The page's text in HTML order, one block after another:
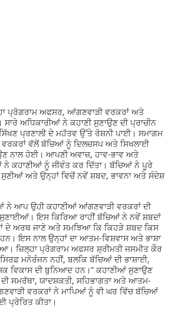
ਪ੍ਰੋਗਰਾਮ ਅਫਸਰ, ਆਂਗਣਵਾੜੀ ਵਰਕਰਾਂ ਅਤੇ
ਅਧਿਕਾਰੀਆਂ ਨੇ ਕਹਾਣੀ ਸੁਣਾਉਣ ਦੀ ਪ੍ਰਾਚੀਨ
ਪ੍ਰਣਾਲੀ ਦੇ ਮਹੱਤਵ ਉੱਤੇ ਰੋਸ਼ਨੀ ਪਾਈ। ਸਮਾਗਮ
ਵੱਲੋਂ ਬੱਚਿਆਂ ਨੂੰ ਦਿਲਚਸਪ ਅਤੇ ਸਿਖਲਾਈ
ਨਾਲ ਹੋਈ। ਆਪਣੀ ਅਵਾਜ਼, ਹਾਵ-ਭਾਵ ਅਤੇ
ਨੇ ਕਹਾਣੀਆਂ ਨੂੰ ਜੀਵੰਤ ਕਰ ਦਿੱਤਾ। ਬੱਚਿਆਂ ਨੇ ਪੂਰੇ
ਸੁਣੀਆਂ ਅਤੇ ਉਨ੍ਹਾਂ ਵਿਚੋਂ ਨਵੇਂ ਸ਼ਬਦ, ਭਾਵਨਾ ਅਤੇ ਸੰਦੇਸ਼
ਨੇ ਆਪ ਉਹੀ ਕਹਾਣੀਆਂ ਆਂਗਣਵਾੜੀ ਵਰਕਰਾਂ ਦੀ
ਸੁਣਾਈਆਂ। ਇਸ ਕਿਰਿਆ ਰਾਹੀਂ ਬੱਚਿਆਂ ਨੇ ਨਵੇਂ ਸ਼ਬਦਾਂ
ਦੇ ਅਰਥ ਜਾਣੇ ਅਤੇ ਸਮਝਿਆ ਕਿ ਕਿਹੜੇ ਸ਼ਬਦ ਕਿਸ
ਇਸ ਨਾਲ ਉਨ੍ਹਾਂ ਦਾ ਆਤਮ-ਵਿਸ਼ਵਾਸ ਅਤੇ ਭਾਸ਼ਾ
ਜ਼ਿਲ੍ਹਾ ਪ੍ਰੋਗਰਾਮ ਅਫਸਰ ਸ਼੍ਰੀਮਤੀ ਜਸਮੀਤ ਕੌਰ
ਮਨੋਰੰਜਨ ਨਹੀਂ, ਬਲਕਿ ਬੱਚਿਆਂ ਦੀ ਭਾਸ਼ਾਈ,
ਵਿਕਾਸ ਦੀ ਬੁਨਿਆਦ ਹਨ।” ਕਹਾਣੀਆਂ ਸੁਣਾਉਣ
ਸਮਰੱਥਾ, ਯਾਦਸ਼ਕਤੀ, ਸਹਿਭਾਗਤਾ ਅਤੇ ਆਤਮ-
ਵਰਕਰਾਂ ਨੇ ਮਾਪਿਆਂ ਨੂੰ ਵੀ ਘਰ ਵਿੱਚ ਬੱਚਿਆਂ
ਪ੍ਰੇਰਿਤ ਕੀਤਾ।